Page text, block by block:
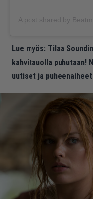
Lue myös: Tilaa
kahvitauolla puhutaan!
uutiset ja